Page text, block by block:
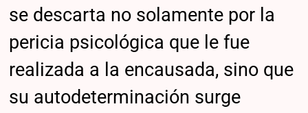
se descarta no solamente por la
pericia psicológica que le fue
realizada a la encausada, sino que
su autodeterminación surge